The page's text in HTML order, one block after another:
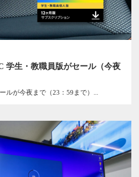
学生・教職員版がセール（今夜
ルが今夜まで（23：59まで）...